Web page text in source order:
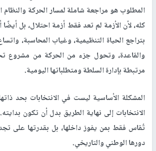
المطلوب هو مراجعة شاملة لمسار الحركة
كله، لأن الأزمة لم تعد فقط أزمة احتلال، بل
بتراجع الحياة التنظيمية، وغياب المحاسبة،
والقاعدة، وتحول جزء من الحركة من مشروع
مرتبطة بإدارة السلطة ومتطلباتها اليومية.
المشكلة الأساسية ليست في الانتخابات بحد
الانتخابات إلى نهاية الطريق بدل أن تكون
تُقاس فقط بمن يفوز داخلها، بل بقدرتها على
دورها الوطني والتاريخي.